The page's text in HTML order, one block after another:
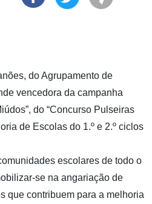
do Agrupamento de
vencedora da campanha
do “Concurso Pulseiras
de Escolas do 1.º e 2.º ciclos
escolares de todo o
se na angariação de
que contribuem para a melhoria